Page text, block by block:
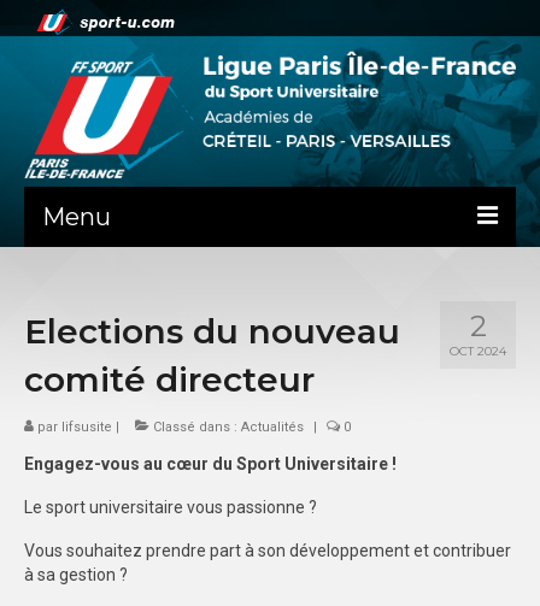
Menu
LA LIFSU
ADMINISTRATIF
SPORTS CO
SPORTS IND
PHOTOTHÈQUE
2
OCT 2024
Elections du nouveau
comité directeur
par lifsusite | Classé dans : Actualités | 0
Engagez-vous au cœur du Sport Universitaire !
Le sport universitaire vous passionne ?
Vous souhaitez prendre part à son développement et contribuer
à sa gestion ?